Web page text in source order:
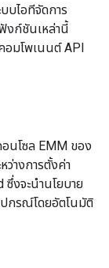
บไอทีจัดการ
งก์ชันเหล่านี้
มโพเนนต์ API
นโซล EMM ของ
ว่างการตั้งค่า
งจะนำนโยบาย
ปกรณ์โดยอัตโนมัติ